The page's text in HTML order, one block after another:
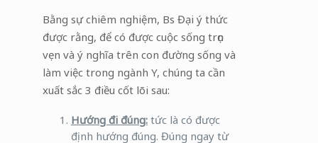
Bằng sự chiêm nghiệm, Bs Đại ý thức
được rằng, để có được cuộc sống trọn
vẹn và ý nghĩa trên con đường sống và
làm việc trong ngành Y, chúng ta cần
xuất sắc 3 điều cốt lõi sau:
Hướng đi đúng:tức là có được
định hướng đúng. Đúng ngay từ